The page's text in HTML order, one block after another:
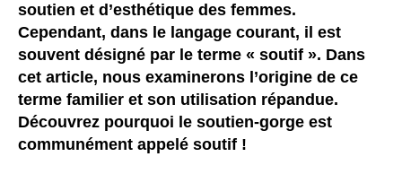
soutien et d’esthétique des femmes.
Cependant, dans le langage courant, il est
souvent désigné par le terme « soutif ». Dans
cet article, nous examinerons l’origine de ce
terme familier et son utilisation répandue.
Découvrez pourquoi le soutien-gorge est
communément appelé soutif !